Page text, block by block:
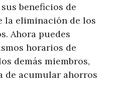
beneficios de‌
‍la‌ eliminación de los
Ahora puedes
horarios de
‌demás miembros,
de acumular ahorros